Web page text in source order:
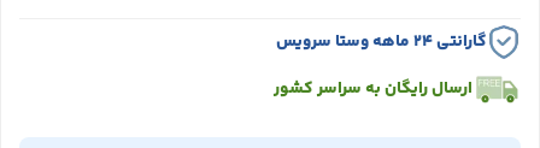
گارانتی ۲۴ ماهه وستا سرویس
ارسال رایگان به سراسر کشور